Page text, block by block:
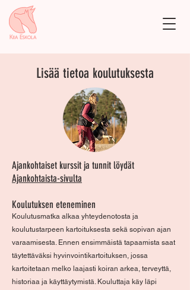
Lisää tietoa koulutuksesta
Ajankohtaiset kurssit ja tunnit löydät
Ajankohtaista-sivulta
Koulutuksen eteneminen
Koulutusmatka alkaa yhteydenotosta ja
koulutustarpeen kartoituksesta sekä sopivan ajan
varaamisesta. Ennen ensimmäistä tapaamista saat
täytettäväksi hyvinvointikartoituksen, jossa
kartoitetaan melko laajasti koiran arkea, terveyttä,
historiaa ja käyttäytymistä. Kouluttaja käy läpi